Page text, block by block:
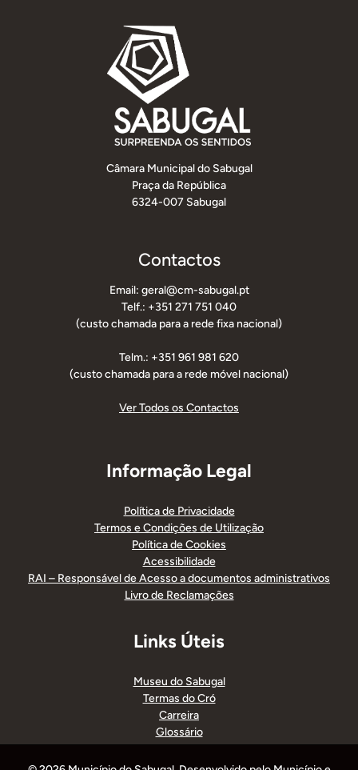
Câmara Municipal do Sabugal
Praça da República
6324-007 Sabugal
Contactos
Email: geral@cm-sabugal.pt
Telf.: +351 271 751 040
(custo chamada para a rede fixa nacional)
Telm.: +351 961 981 620
(custo chamada para a rede móvel nacional)
Ver Todos os Contactos
Informação Legal
Política de Privacidade
Termos e Condições de Utilização
Política de Cookies
Acessibilidade
RAI – Responsável de Acesso a documentos administrativos
Livro de Reclamações
Links Úteis
Museu do Sabugal
Termas do Cró
Carreira
Glossário